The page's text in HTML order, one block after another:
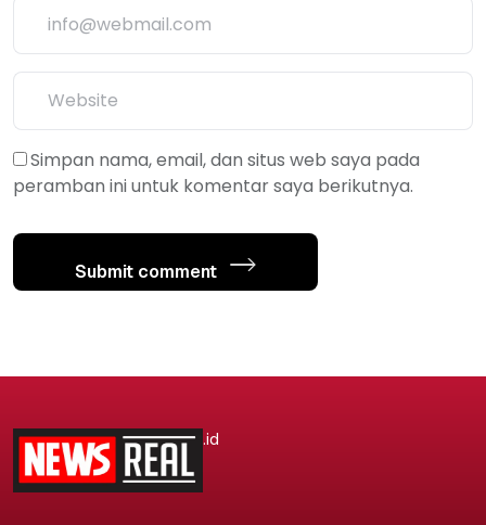
Simpan nama, email, dan situs web saya pada
peramban ini untuk komentar saya berikutnya.
Submit comment
.id